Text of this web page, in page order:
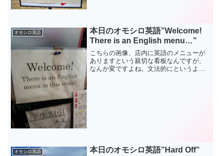
オモシロ英語
本日のオモシロ英語”Welcome!
There is an English menu…”
こちらの画像、店内に英語のメニューが
ありますという親切な看板なんですが、
なんか変ですよね。文法的にというより
オモシロ英語 本日のオモシロ英語”Hard Off”